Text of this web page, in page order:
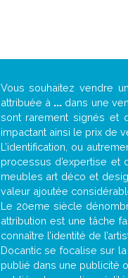
Vous souhaitez vendre
attribuée à ... dans une
sont rarement signés et
impactant ainsi le prix de
L’identification, ou
processus d’expertise et
meubles art déco et
valeur ajoutée
Le 20eme siècle
attribution est une tâche
connaître l’identité de
Docantic se focalise sur
publié dans une publicité